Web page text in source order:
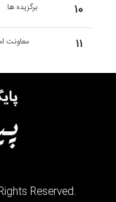
۱۰ برگزیده ها
۱۱ معاونت
Reserved.